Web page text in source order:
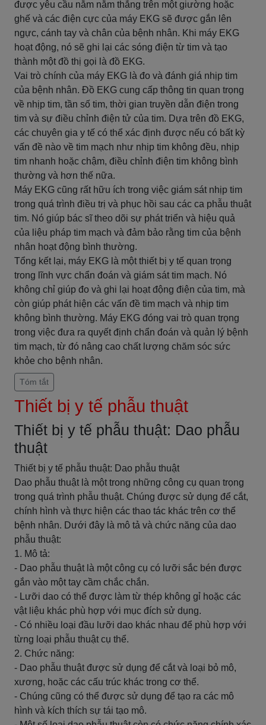
được yêu cầu nằm nằm thẳng trên một giường hoặc
ghế và các điện cực của máy EKG sẽ được gắn lên
ngực, cánh tay và chân của bệnh nhân. Khi máy EKG
hoạt động, nó sẽ ghi lại các sóng điện từ tim và tạo
thành một đồ thị gọi là đồ EKG.
Vai trò chính của máy EKG là đo và đánh giá nhịp tim
của bệnh nhân. Đồ EKG cung cấp thông tin quan trọng
về nhịp tim, tần số tim, thời gian truyền dẫn điện trong
tim và sự điều chỉnh điện tử của tim. Dựa trên đồ EKG,
các chuyên gia y tế có thể xác định được nếu có bất kỳ
vấn đề nào về tim mạch như nhịp tim không đều, nhịp
tim nhanh hoặc chậm, điều chỉnh điện tim không bình
thường và hơn thế nữa.
Máy EKG cũng rất hữu ích trong việc giám sát nhịp tim
trong quá trình điều trị và phục hồi sau các ca phẫu thuật
tim. Nó giúp bác sĩ theo dõi sự phát triển và hiệu quả
của liệu pháp tim mạch và đảm bảo rằng tim của bệnh
nhân hoạt động bình thường.
Tổng kết lại, máy EKG là một thiết bị y tế quan trọng
trong lĩnh vực chẩn đoán và giám sát tim mạch. Nó
không chỉ giúp đo và ghi lại hoạt động điện của tim, mà
còn giúp phát hiện các vấn đề tim mạch và nhịp tim
không bình thường. Máy EKG đóng vai trò quan trọng
trong việc đưa ra quyết định chẩn đoán và quản lý bệnh
tim mạch, từ đó nâng cao chất lượng chăm sóc sức
khỏe cho bệnh nhân.
Tóm tắt
Thiết bị y tế phẫu thuật
Thiết bị y tế phẫu thuật: Dao phẫu
thuật
Thiết bị y tế phẫu thuật: Dao phẫu thuật
Dao phẫu thuật là một trong những công cụ quan trọng
trong quá trình phẫu thuật. Chúng được sử dụng để cắt,
chính hình và thực hiện các thao tác khác trên cơ thể
bệnh nhân. Dưới đây là mô tả và chức năng của dao
phẫu thuật:
1. Mô tả:
- Dao phẫu thuật là một công cụ có lưỡi sắc bén được
gắn vào một tay cầm chắc chắn.
- Lưỡi dao có thể được làm từ thép không gỉ hoặc các
vật liệu khác phù hợp với mục đích sử dụng.
- Có nhiều loại đầu lưỡi dao khác nhau để phù hợp với
từng loại phẫu thuật cụ thể.
2. Chức năng:
- Dao phẫu thuật được sử dụng để cắt và loại bỏ mô,
xương, hoặc các cấu trúc khác trong cơ thể.
- Chúng cũng có thể được sử dụng để tạo ra các mô
hình và kích thích sự tái tạo mô.